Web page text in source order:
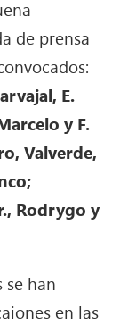
de prensa
E.
y F.
Valverde,
Rodrygo y
se han
en las